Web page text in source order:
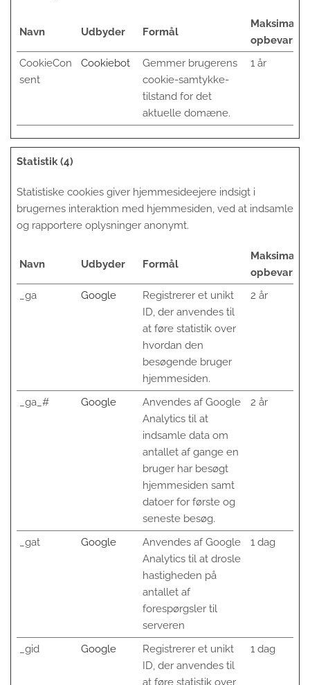
Navn Udbyder Formål
Maksimal
CookieCon
sent
Cookiebot
Gemmer brugerens
cookie-samtykke-
tilstand for det
aktuelle domæne.
1 år
Statistik (4)
Statistiske cookies giver hjemmesideejere indsigt i
brugernes interaktion med hjemmesiden, ved at indsamle
og rapportere oplysninger anonymt.
Navn Udbyder Formål
Maksimal
_ga
Google
Registrerer et unikt
ID, der anvendes til
at føre statistik over
hvordan den
besøgende bruger
hjemmesiden.
2 år
_ga_# Google
Anvendes af Google
Analytics til at
indsamle data om
antallet af gange en
bruger har besøgt
hjemmesiden samt
datoer for første og
seneste besøg.
2 år
_gat Google
Anvendes af Google
Analytics til at drosle
hastigheden på
antallet af
forespørgsler til
serveren
1 dag
_gid Google
Registrerer et unikt
ID, der anvendes til
at føre statistik over
1 dag